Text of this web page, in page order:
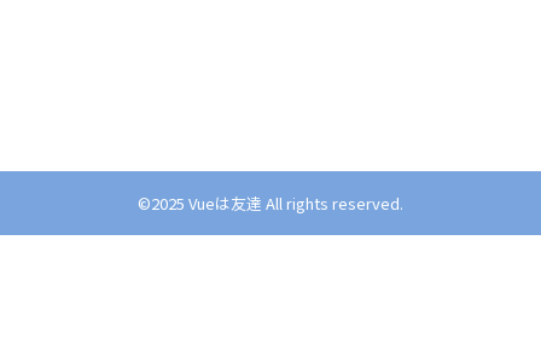
©︎2025 Vueは友達 All rights reserved.